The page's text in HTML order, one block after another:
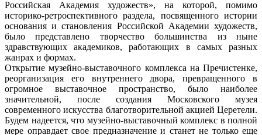
Российская Академия художеств», на которой, помимо
историко-ретроспективного раздела, посвященного истории
основания и становления Российской Академии художеств,
было представлено творчество большинства из ныне
здравствующих академиков, работающих в самых разных
жанрах и формах.
Открытие музейно-выставочного комплекса на Пречистенке,
реорганизация его внутреннего двора, превращенного в
огромное выставочное пространство, было наиболее
значительной, после создания Московского музея
современного искусства благотворительной акцией Церетели.
Будем надеется, что музейно-выставочный комплекс в полной
мере оправдает свое предназначение и станет не только еще